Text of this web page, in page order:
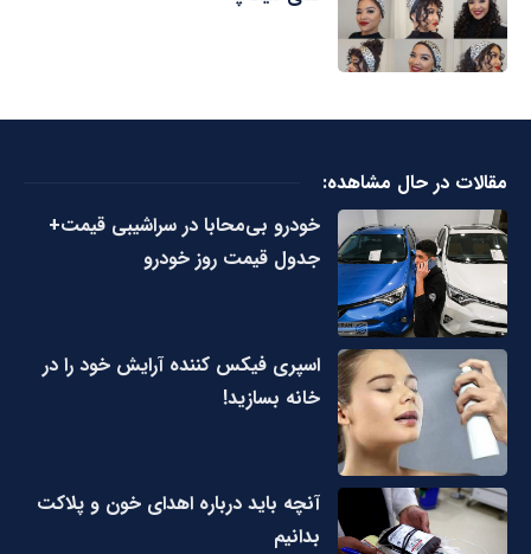
مقالات در حال مشاهده:
خودرو بی‌محابا در سراشیبی قیمت+
جدول قیمت روز خودرو
اسپری فیکس کننده آرایش خود را در
خانه بسازید!
آنچه باید درباره اهدای خون و پلاکت
بدانیم